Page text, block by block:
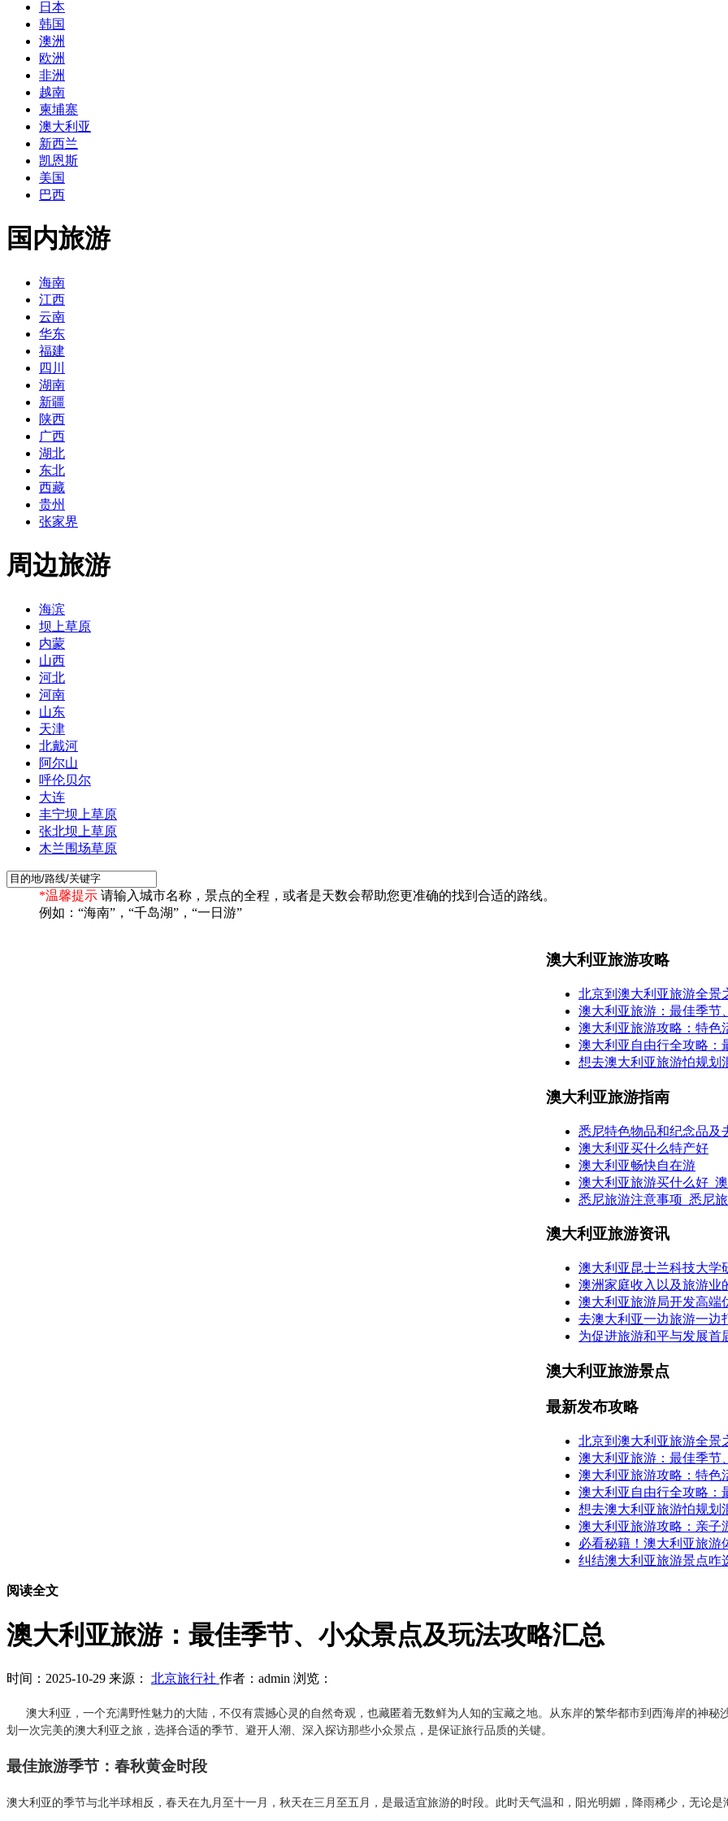
日本
韩国
澳洲
欧洲
非洲
越南
柬埔寨
澳大利亚
新西兰
凯恩斯
美国
巴西
国内旅游
海南
江西
云南
华东
福建
四川
湖南
新疆
陕西
广西
湖北
东北
西藏
贵州
张家界
周边旅游
海滨
坝上草原
内蒙
山西
河北
河南
山东
天津
北戴河
阿尔山
呼伦贝尔
大连
丰宁坝上草原
张北坝上草原
木兰围场草原
*温馨提示 请输入城市名称，景点的全程，或者是天数会帮助您更准确的找到合适的路线。
例如：“海南”，“千岛湖”，“一日游”
澳大利亚旅游攻略
北京到澳大利亚旅游全景
澳大利亚旅游：最佳季节
澳大利亚旅游攻略：特色
澳大利亚自由行全攻略：
想去澳大利亚旅游怕规划
澳大利亚旅游指南
悉尼特色物品和纪念品及
澳大利亚买什么特产好
澳大利亚畅快自在游
澳大利亚旅游买什么好_
悉尼旅游注意事项_悉尼
澳大利亚旅游资讯
澳大利亚昆士兰科技大学
澳洲家庭收入以及旅游业
澳大利亚旅游局开发高端
去澳大利亚一边旅游一边
为促进旅游和平与发展首
澳大利亚旅游景点
最新发布攻略
北京到澳大利亚旅游全景
澳大利亚旅游：最佳季节
澳大利亚旅游攻略：特色
澳大利亚自由行全攻略：
想去澳大利亚旅游怕规划
澳大利亚旅游攻略：亲子
必看秘籍！澳大利亚旅游
纠结澳大利亚旅游景点咋
阅读全文
澳大利亚旅游：最佳季节、小众景点及玩法攻略汇总
时间：2025-10-29 来源： 北京旅行社 作者：admin 浏览：
澳大利亚，一个充满野性魅力的大陆，不仅有震撼心灵的自然奇观，也藏匿着无数鲜为人知的宝藏之地。从东岸的繁华都市到西海岸的神秘
划一次完美的澳大利亚之旅，选择合适的季节、避开人潮、深入探访那些小众景点，是保证旅行品质的关键。
最佳旅游季节：春秋黄金时段
澳大利亚的季节与北半球相反，春天在九月至十一月，秋天在三月至五月，是最适宜旅游的时段。此时天气温和，阳光明媚，降雨稀少，无论是